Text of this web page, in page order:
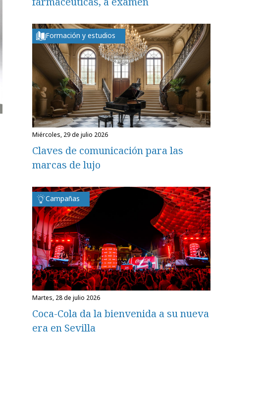
Formación y estudios
miércoles, 29 de julio 2026
Claves de comunicación para las
marcas de lujo
Campañas
martes, 28 de julio 2026
Coca-Cola da la bienvenida a su nueva
era en Sevilla